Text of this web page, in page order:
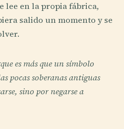
lee en la propia fábrica,
salido un momento y se
es más que un símbolo
pocas soberanas antiguas
sino por negarse a